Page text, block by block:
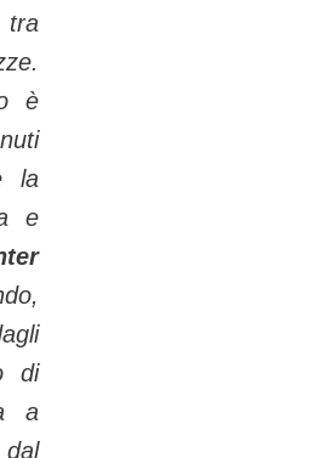
tra
è
la
e
di
a